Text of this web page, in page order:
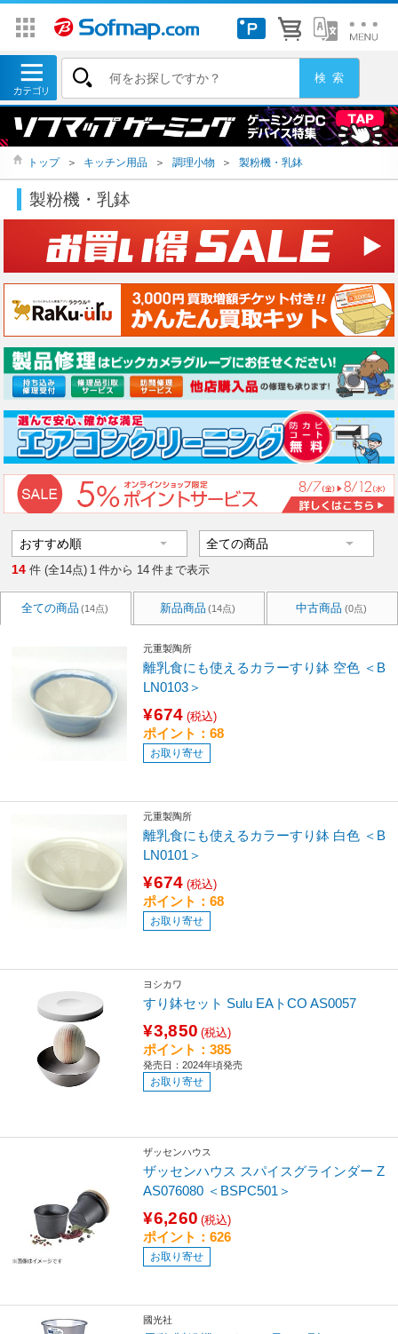
トップ ＞ キッチン用品 ＞ 調理小物 ＞ 製粉機・乳鉢
製粉機・乳鉢
14 件 (全14点) 1 件から 14 件まで表示
全ての商品 (14点) 新品商品 (14点) 中古商品 (0点)
元重製陶所
離乳食にも使えるカラーすり鉢 空色 ＜B
LN0103＞
¥674 (税込)
ポイント：68
お取り寄せ
元重製陶所
離乳食にも使えるカラーすり鉢 白色 ＜B
LN0101＞
¥674 (税込)
ポイント：68
お取り寄せ
ヨシカワ
すり鉢セット Sulu EAトCO AS0057
¥3,850 (税込)
ポイント：385
発売日：2024年頃発売
お取り寄せ
ザッセンハウス
ザッセンハウス スパイスグラインダー Z
AS076080 ＜BSPC501＞
¥6,260 (税込)
ポイント：626
お取り寄せ
國光社